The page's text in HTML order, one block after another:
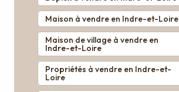
Maison à vendre en Indre-et-Loire
Maison de village à vendre en
Indre-et-Loire
Propriétés à vendre en Indre-et-
Loire